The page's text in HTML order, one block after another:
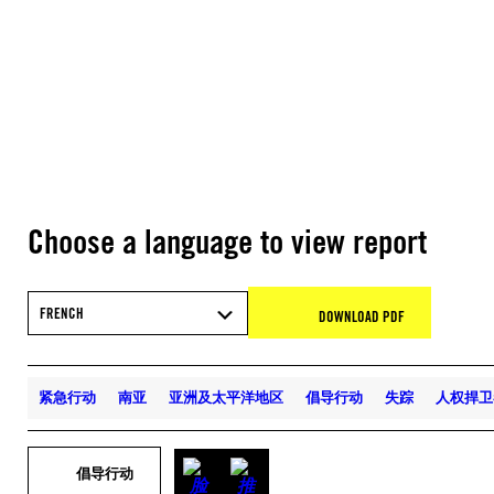
Choose a language to view report
FRENCH DOWNLOAD PDF
紧急行动 南亚 亚洲及太平洋地区 倡导行动 失踪 人权捍
倡导行动